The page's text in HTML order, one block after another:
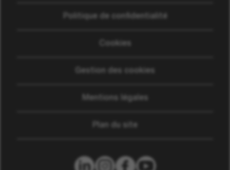
Politique de confidentialité
Cookies
Gestion des cookies
Mentions légales
Plan du site